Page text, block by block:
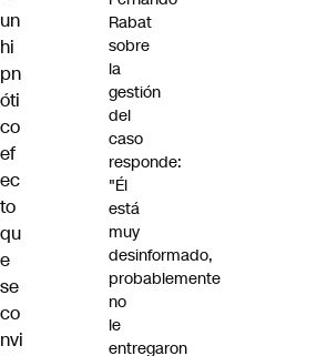
un
hi
pn
óti
co
ef
ec
to
qu
e
se
co
nvi
Rabat
sobre
la
gestión
del
caso
responde:
"Él
está
muy
desinformado,
probablemente
no
le
entregaron